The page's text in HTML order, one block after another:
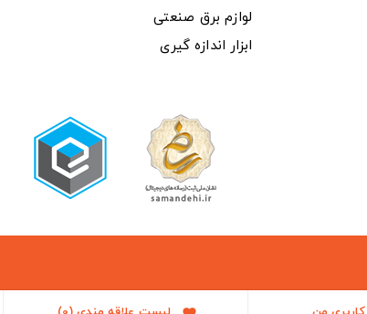
لوازم برق صنعتی
ابزار اندازه گیری